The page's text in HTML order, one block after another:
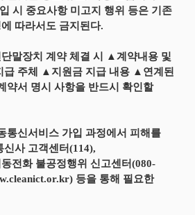
시 중요사항 미고지 행위 등은 기존
따라서도 금지된다.
말장치 계약 체결 시 ▲계약내용 및
급 주체 ▲지원금 지급 내용 ▲연계된
약서 명시 사항을 반드시 확인할
통신서비스 가입 과정에서 피해를
사 고객센터(114),
전화 불공정행위 신고센터(080-
등을 통해 필요한